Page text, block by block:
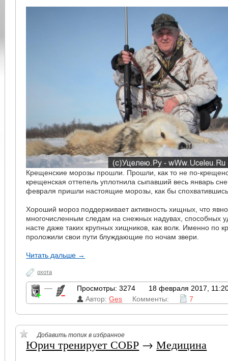
Крещенские морозы прошли. Прошли, как то не по-
крещенская оттепель уплотнила сыпавший весь январь
февраля пришли настоящие морозы, как бы
Хороший мороз поддерживает активность хищных, что
многочисленным следам на снежных надувах, способных
насте даже таких крупных хищников, как волк. Именно по
проложили свои пути блуждающие по ночам звери.
Читать дальше →
охота
— Просмотры: 3274
18 февраля 2017,
Автор:Ges Комменты: 7
Добавить топик в избранное
Юрич тренирует СОБР →Медицина